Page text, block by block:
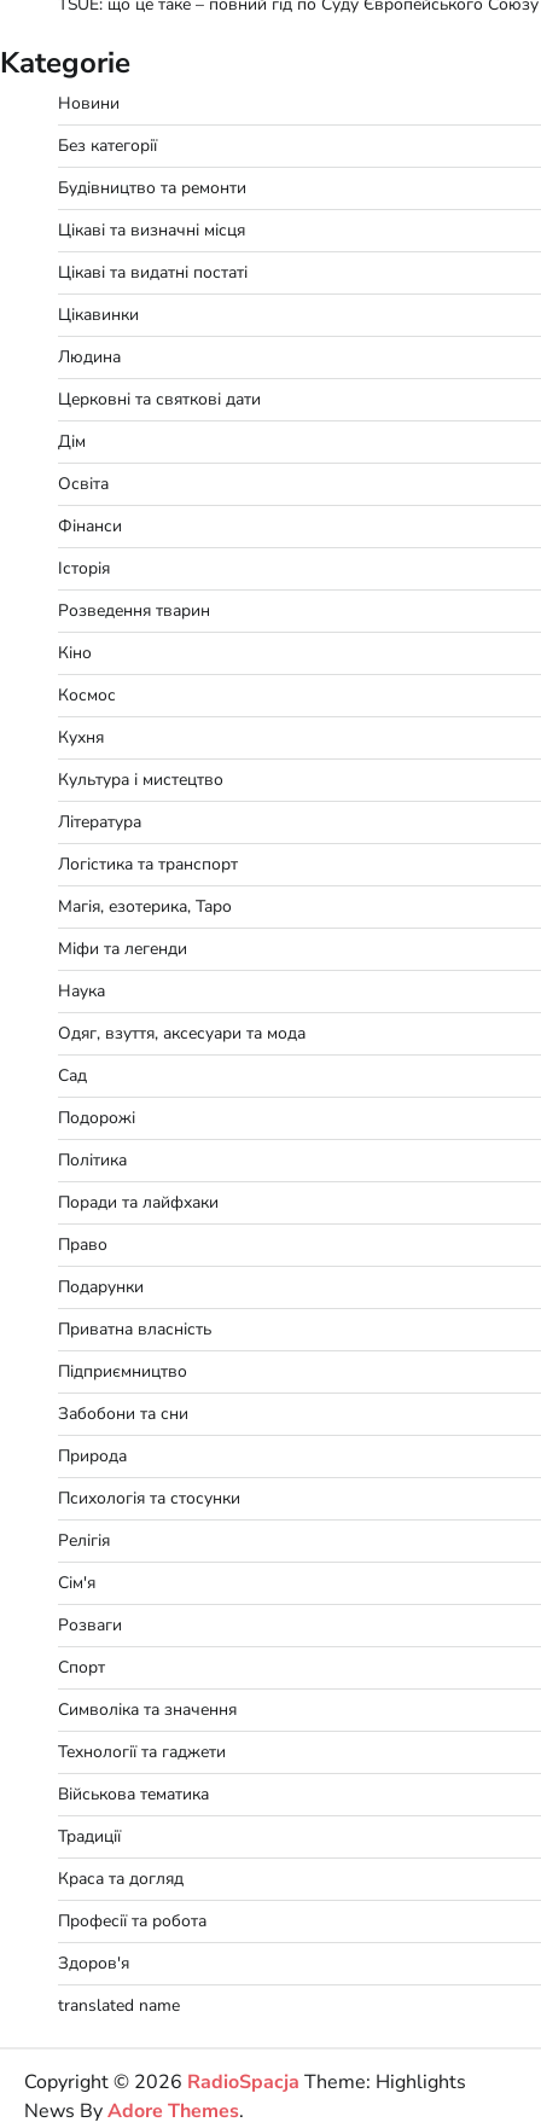
Kategorie
Новини
Без категорії
Будівництво та ремонти
Цікаві та визначні місця
Цікаві та видатні постаті
Цікавинки
Людина
Церковні та святкові дати
Дім
Освіта
Фінанси
Історія
Розведення тварин
Кіно
Космос
Кухня
Культура і мистецтво
Література
Логістика та транспорт
Магія, езотерика, Таро
Міфи та легенди
Наука
Одяг, взуття, аксесуари та мода
Сад
Подорожі
Політика
Поради та лайфхаки
Право
Подарунки
Приватна власність
Підприємництво
Забобони та сни
Природа
Психологія та стосунки
Релігія
Сім'я
Розваги
Спорт
Символіка та значення
Технології та гаджети
Військова тематика
Традиції
Краса та догляд
Професії та робота
Здоров'я
translated name
Copyright © 2026 RadioSpacja Theme: Highlights
News ByAdore Themes.